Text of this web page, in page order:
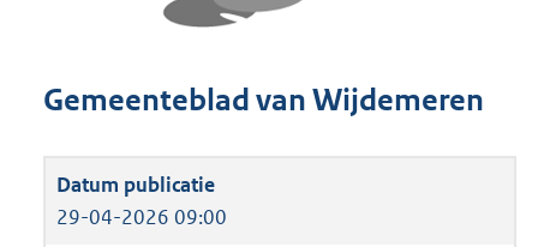
Gemeenteblad van Wijdemeren
29-04-2026 09:00